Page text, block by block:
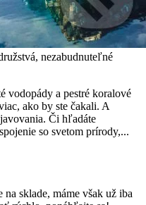
nezabudnuteľné
vodopády a pestré koralové
ako by ste čakali. A
Či hľadáte
so svetom prírody,...
sklade, máme však už iba